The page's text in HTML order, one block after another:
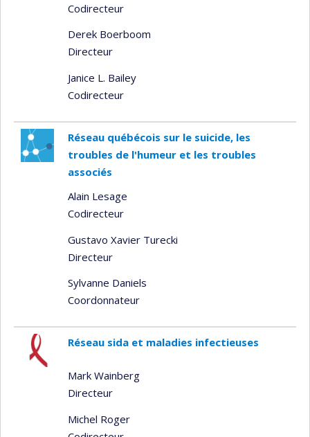
Codirecteur
Derek Boerboom
Directeur
Janice L. Bailey
Codirecteur
Réseau québécois sur le suicide, les
troubles de l'humeur et les troubles
associés
Alain Lesage
Codirecteur
Gustavo Xavier Turecki
Directeur
Sylvanne Daniels
Coordonnateur
Réseau sida et maladies infectieuses
Mark Wainberg
Directeur
Michel Roger